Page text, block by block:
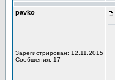
pavko
Зарегистрирован: 12.11.2015
Сообщения: 17